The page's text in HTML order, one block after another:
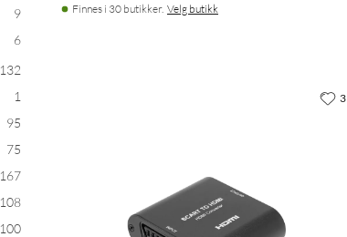
9
6
132
1
95
75
167
108
100
Finnes i 30 butikker. Velg butikk
3